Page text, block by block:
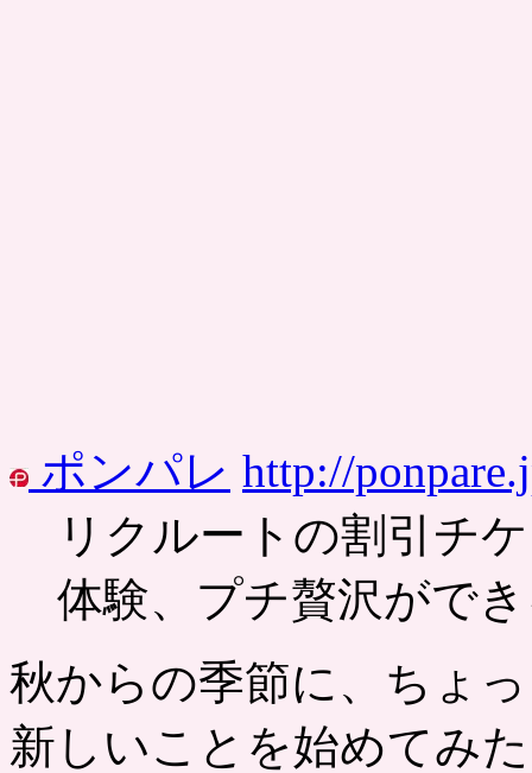
ポンパレ http://
リクルートの割引チ
体験、プチ贅沢がで
秋からの季節に、ちょ
新しいことを始めてみ